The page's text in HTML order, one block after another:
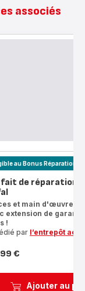
associés
Ajouter au
au Bonus Réparation : -
de réparation
et main d'œuvre
extension de
!
par l’entrepôt
€